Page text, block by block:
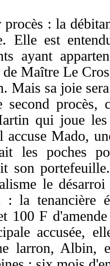
procès : la
Elle est
ayant
de Maître Le
Mais sa joie
second procès,
qui joue
Mado,
les poches
son
le
: la tenancière
100 F
accusée,
larron, Albin,